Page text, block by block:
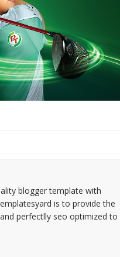
blogger template with
is to provide the
perfectlly seo optimized to